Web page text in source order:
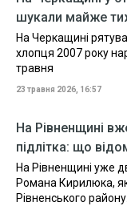
шукали майже
На Черкащині
хлопця 2007 року
травня
23 травня 2026, 16:57
На Рівненщині
підлітка: що
На Рівненщині уже
Романа Кирилюка,
Рівненського